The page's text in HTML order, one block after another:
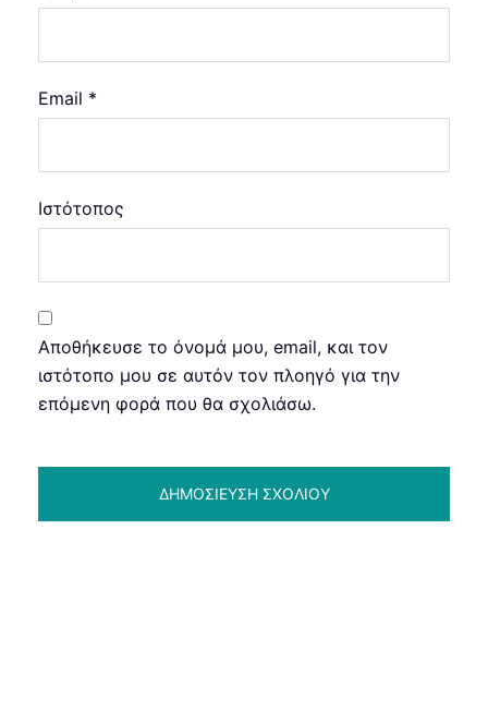
Email *
Ιστότοπος
Αποθήκευσε το όνομά μου, email, και τον
ιστότοπο μου σε αυτόν τον πλοηγό για την
επόμενη φορά που θα σχολιάσω.